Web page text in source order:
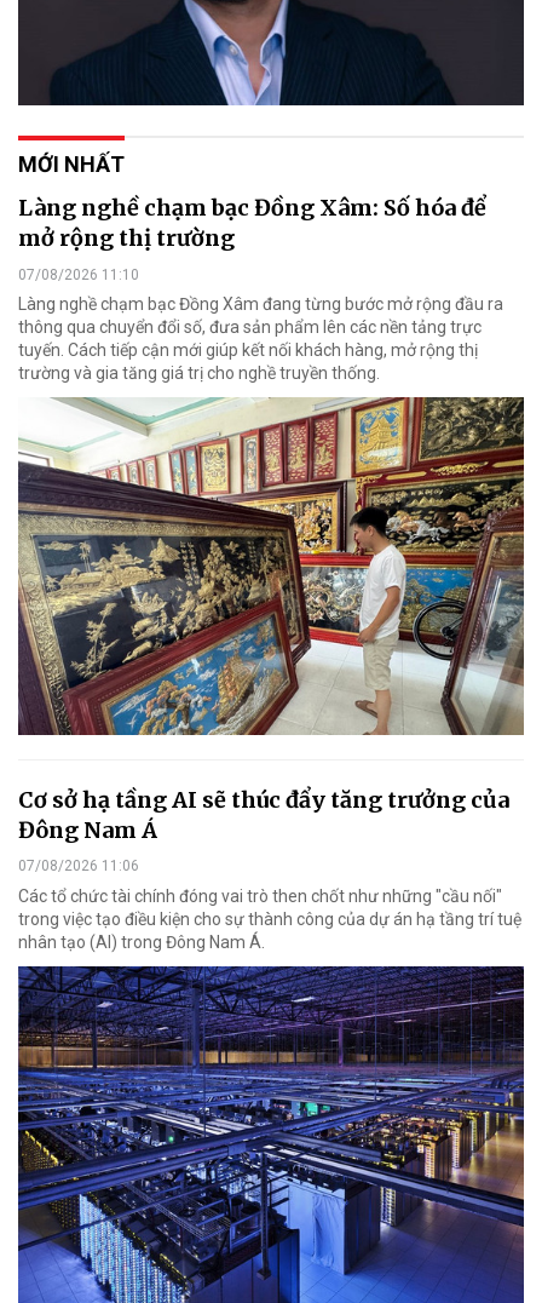
MỚI NHẤT
Làng nghề chạm bạc Đồng Xâm: Số hóa để
mở rộng thị trường
07/08/2026 11:10
Làng nghề chạm bạc Đồng Xâm đang từng bước mở rộng đầu ra
thông qua chuyển đổi số, đưa sản phẩm lên các nền tảng trực
tuyến. Cách tiếp cận mới giúp kết nối khách hàng, mở rộng thị
trường và gia tăng giá trị cho nghề truyền thống.
Cơ sở hạ tầng AI sẽ thúc đẩy tăng trưởng của
Đông Nam Á
07/08/2026 11:06
Các tổ chức tài chính đóng vai trò then chốt như những "cầu nối"
trong việc tạo điều kiện cho sự thành công của dự án hạ tầng trí tuệ
nhân tạo (AI) trong Đông Nam Á.